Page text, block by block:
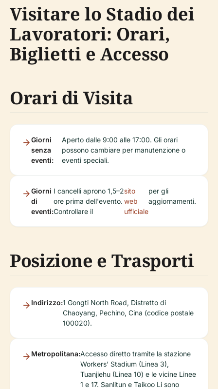
Visitare lo Stadio dei
Lavoratori: Orari,
Biglietti e Accesso
Orari di Visita
Giorni
senza
eventi:
Aperto dalle 9:00 alle 17:00. Gli orari
possono cambiare per manutenzione o
eventi speciali.
Giorni
di
eventi:
I cancelli aprono 1,5–2
ore prima dell'evento.
Controllare il
sito
web
ufficiale
per gli
aggiornamenti.
Posizione e Trasporti
Indirizzo:1 Gongti North Road, Distretto di
Chaoyang, Pechino, Cina (codice postale
100020).
Metropolitana:Accesso diretto tramite la stazione
Workers’ Stadium (Linea 3),
Tuanjiehu (Linea 10) e le vicine Linee
1 e 17. Sanlitun e Taikoo Li sono